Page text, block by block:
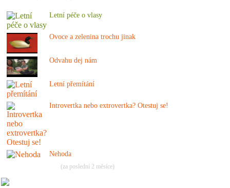
Letní péče o vlasy
Ovoce a zelenina trochu jinak
Odvahu dej nám
Letní přemítání
Introvertka nebo extrovertka? Otestuj se!
Nehoda
(za poslední 2 měsíce)